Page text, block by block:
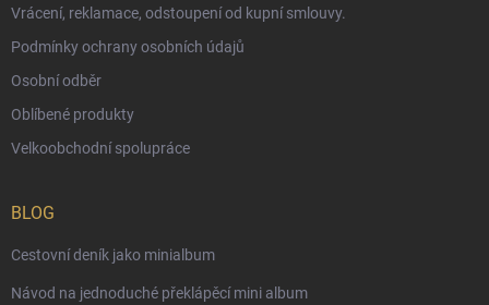
Vrácení, reklamace, odstoupení od kupní smlouvy.
Podmínky ochrany osobních údajů
Osobní odběr
Oblíbené produkty
Velkoobchodní spolupráce
BLOG
Cestovní deník jako minialbum
Návod na jednoduché překlápěcí mini album